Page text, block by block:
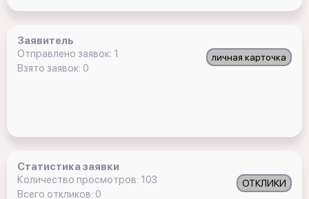
Заявитель
личная карточка
Отправлено заявок: 1
Взято заявок: 0
Статистика заявки
ОТКЛИКИ
Количество просмотров: 103
Всего откликов: 0